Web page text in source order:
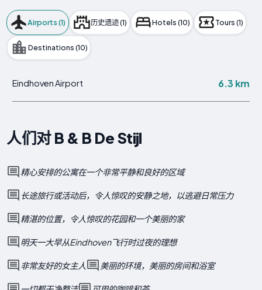
Airports (1) 历史遗迹 (1) Hotels (10) Tours (1)
Destinations (10)
Eindhoven Airport 6.3 km
人们对 B & B De Stijl
精心安排的公寓在一个非常平静和良好的区域
长途旅行或活动后，令人惊叹的安静之地，以逃避日常压力
精湛的位置，令人惊叹的花园和一个美丽的家
明天一大早从Eindhoven飞行时过夜的理想
非常友好的女主人 美丽的环境，美丽的房间和浴室